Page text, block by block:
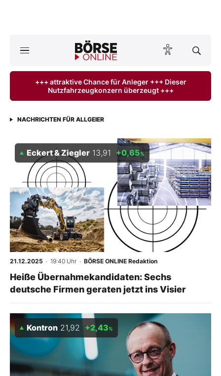
ktuelle Ausgabe BÖRSE ONLINE lesen
Anlageprodukte
Finanz-Check
Abo & Shop
BO-Musterdepots
Experten
Mein B:O
Mein Konto
Kontakt
+++ attraktive Chance für Anleger +++ Dieser
Nutzfahrzeugkonzern überzeugt +++
NACHRICHTEN FÜR ALLGEIER
Eckert & Ziegler 13,91 +0,65%
21.12.2025 · 19:40 Uhr · BÖRSE ONLINE Redaktion
Heiße Übernahmekandidaten: Sechs
deutsche Firmen geraten jetzt ins Visier
Kontron 21,92 +2,43%